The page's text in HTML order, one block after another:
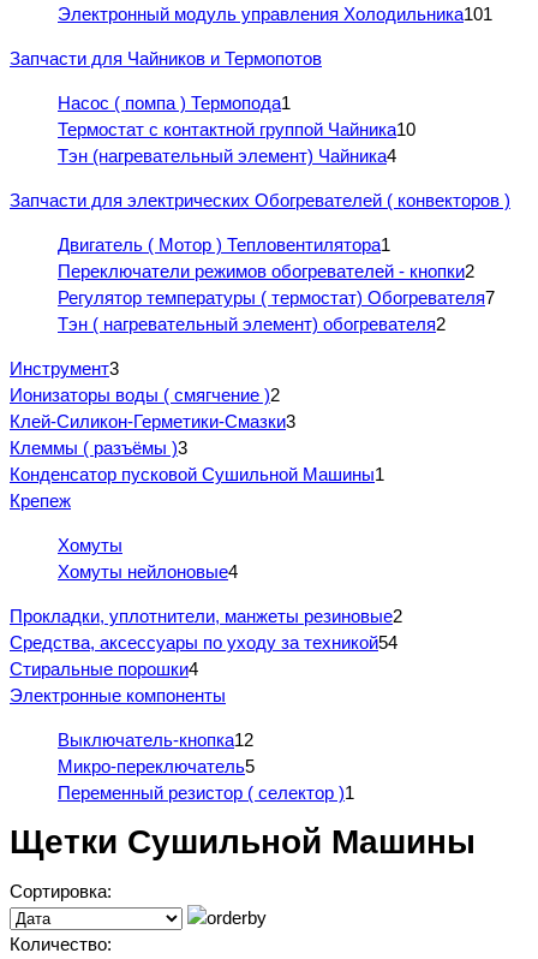
Электронный модуль управления Холодильника101
Запчасти для Чайников и Термопотов
Насос ( помпа ) Термопода1
Термостат с контактной группой Чайника10
Тэн (нагревательный элемент) Чайника4
Запчасти для электрических Обогревателей ( конвекторов )
Двигатель ( Мотор ) Тепловентилятора1
Переключатели режимов обогревателей - кнопки2
Регулятор температуры ( термостат) Обогревателя7
Тэн ( нагревательный элемент) обогревателя2
Инструмент3
Ионизаторы воды ( смягчение )2
Клей-Силикон-Герметики-Смазки3
Клеммы ( разъёмы )3
Конденсатор пусковой Сушильной Машины1
Крепеж
Хомуты
Хомуты нейлоновые4
Прокладки, уплотнители, манжеты резиновые2
Средства, аксессуары по уходу за техникой54
Стиральные порошки4
Электронные компоненты
Выключатель-кнопка12
Микро-переключатель5
Переменный резистор ( селектор )1
Щетки Сушильной Машины
Сортировка:
Количество: